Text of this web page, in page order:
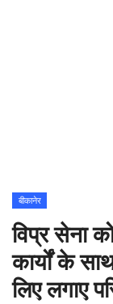
शिक्षा
Rajasthani
देश
बीकानेर
विप्र सेना
कार्यों के
लिए लगाए